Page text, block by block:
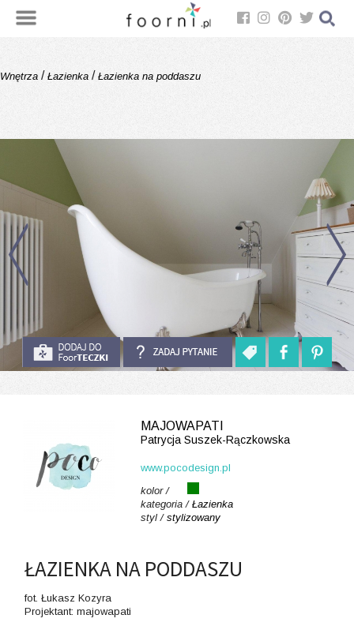
Wnętrza / Łazienka / Łazienka na poddaszu
MAJOWAPATI
Patrycja Suszek-Rączkowska
www.pocodesign.pl
kolor /
kategoria / Łazienka
styl / stylizowany
ŁAZIENKA NA PODDASZU
fot. Łukasz Kozyra
Projektant: majowapati